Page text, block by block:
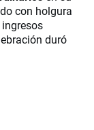
con holgura
duró